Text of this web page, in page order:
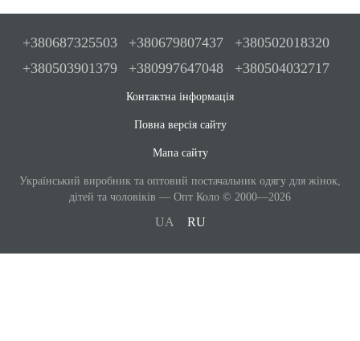
+380687325503 +380679807437
+380502018320
+380503901379
+380997647048 +380504032717
Контактна інформація
Повна версія сайту
Мапа сайту
Український виробник та оптовий постачальник одягу для жінок,
дітей та чоловіків — Опт Коло © 2000—2026
UA RU